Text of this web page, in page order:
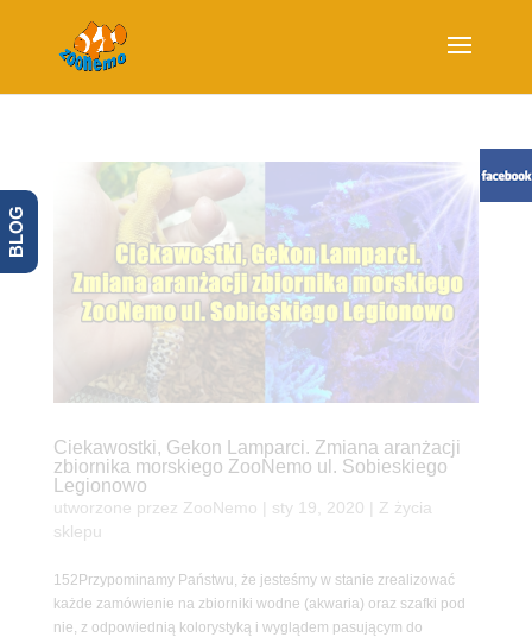
Ciekawostki, Gekon Lamparci. Zmiana aranżacji
zbiornika morskiego ZooNemo ul. Sobieskiego
Legionowo
utworzone przez ZooNemo sty 19, 2020
Z życia
sklepu
152Przypominamy Państwu, że jesteśmy w stanie zrealizować
każde zamówienie na zbiorniki wodne (akwaria) oraz szafki pod
nie, z odpowiednią kolorystyką i wyglądem pasującym do
BLOG